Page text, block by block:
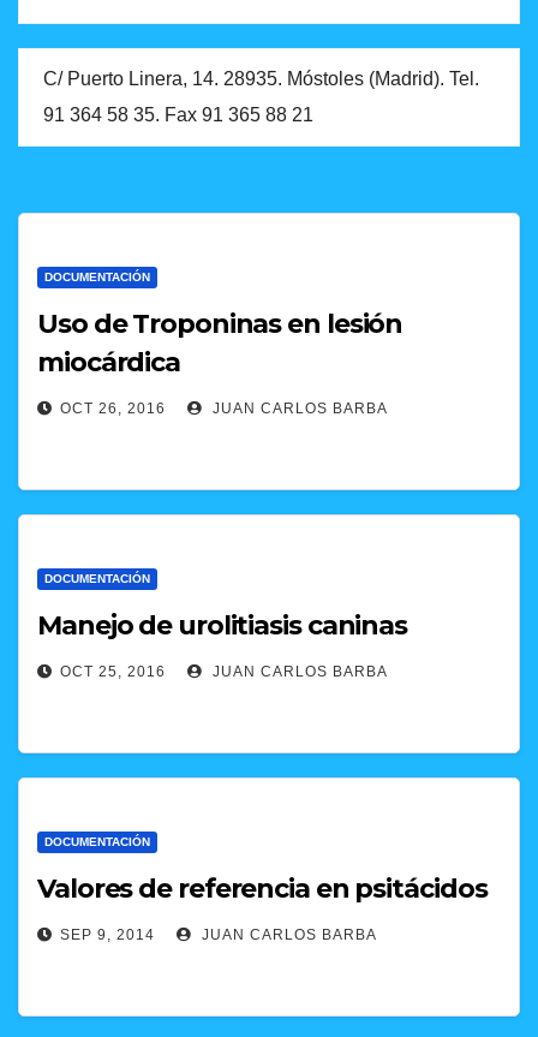
C/ Puerto Linera, 14. 28935. Móstoles (Madrid). Tel.
91 364 58 35. Fax 91 365 88 21
DOCUMENTACIÓN
Uso de Troponinas en lesión
miocárdica
OCT 26, 2016 JUAN CARLOS BARBA
DOCUMENTACIÓN
Manejo de urolitiasis caninas
OCT 25, 2016 JUAN CARLOS BARBA
DOCUMENTACIÓN
Valores de referencia en psitácidos
SEP 9, 2014 JUAN CARLOS BARBA